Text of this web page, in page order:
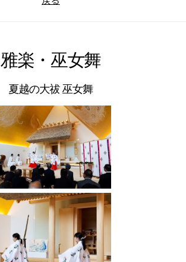
雅楽・巫女舞
夏越の大祓 巫女舞